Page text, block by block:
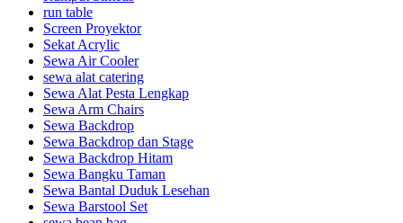
run table
Screen Proyektor
Sekat Acrylic
Sewa Air Cooler
sewa alat catering
Sewa Alat Pesta Lengkap
Sewa Arm Chairs
Sewa Backdrop
Sewa Backdrop dan Stage
Sewa Backdrop Hitam
Sewa Bangku Taman
Sewa Bantal Duduk Lesehan
Sewa Barstool Set